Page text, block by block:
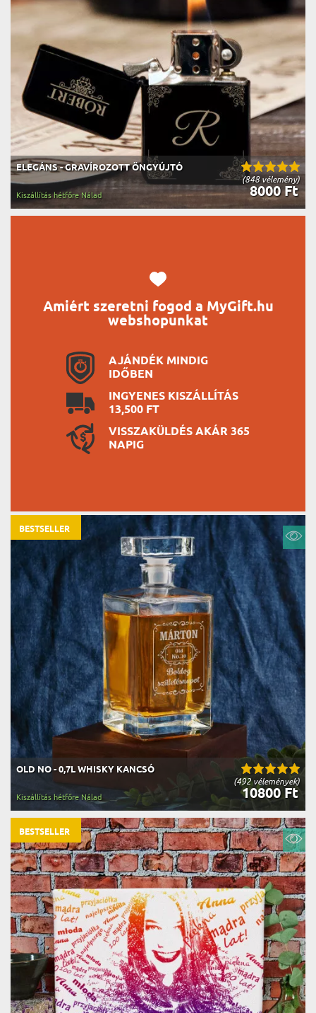
(848 vélemény)
ELEGÁNS - GRAVÍROZOTT ÖNGYÚJTÓ
8000 Ft
Kiszállítás hétfőre Nálad
Amiért szeretni fogod a MyGift.hu
webshopunkat
AJÁNDÉK MINDIG
IDŐBEN
INGYENES KISZÁLLÍTÁS
13,500 FT
VISSZAKÜLDÉS AKÁR 365
NAPIG
(492 vélemények)
OLD NO - 0,7L WHISKY KANCSÓ
10800 Ft
Kiszállítás hétfőre Nálad
BESTSELLER
BESTSELLER